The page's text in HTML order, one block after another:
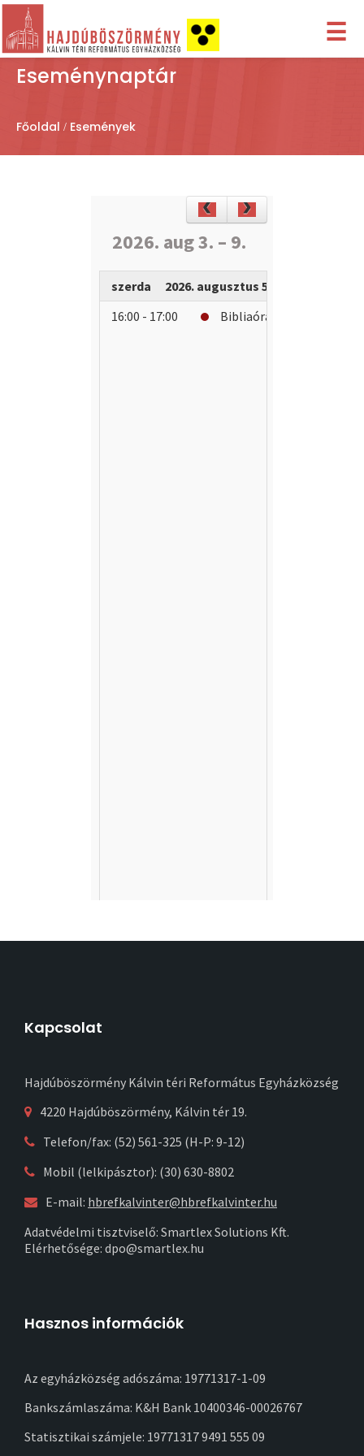
☰
Eseménynaptár
Főoldal Események
2026. aug 3. – 9.
szerda
2026. augusztus 5.
16:00 - 17:00
Bibliaóra
Kapcsolat
Hajdúböszörmény Kálvin téri Református Egyházközség
4220 Hajdúböszörmény, Kálvin tér 19.
Telefon/fax: (52) 561-325 (H-P: 9-12)
Mobil (lelkipásztor): (30) 630-8802
E-mail: hbrefkalvinter@hbrefkalvinter.hu
Adatvédelmi tisztviselő: Smartlex Solutions Kft.
Elérhetősége: dpo@smartlex.hu
Hasznos információk
Az egyházközség adószáma: 19771317-1-09
Bankszámlaszáma: K&H Bank 10400346-00026767
Statisztikai számjele: 19771317 9491 555 09